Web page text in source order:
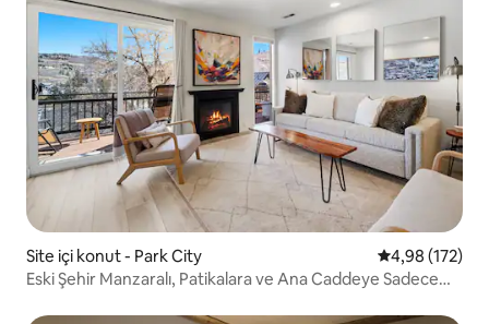
Site içi konut - Park City 5 üzerinden
4,98 (172)
Eski Şehir Manzaralı, Patikalara ve Ana Caddeye Sadece